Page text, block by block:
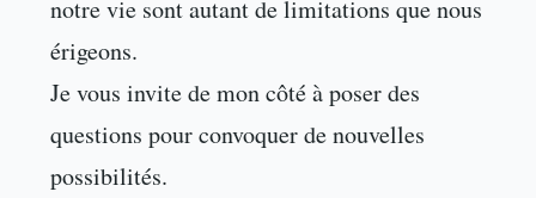
notre vie sont autant de limitations que nous
érigeons.
Je vous invite de mon côté à poser des
questions pour convoquer de nouvelles
possibilités.